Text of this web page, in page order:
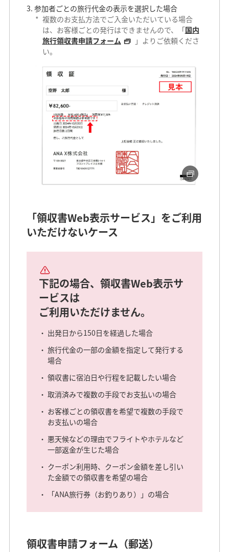
参加者ごとの旅行代金の表示を選択した場合
* 複数のお支払方法でご入金いただいている場合
は、お客様ごとの発行はできませんので、「国内
旅行領収書申請フォーム
」よりご依頼くださ
い。
「領収書Web表示サービス」をご利用
いただけないケース
下記の場合、領収書Web表示サ
ービスは
ご利用いただけません。
出発日から150日を経過した場合
旅行代金の一部の金額を指定して発行する
場合
領収書に宿泊日や行程を記載したい場合
取消済みで複数の手段でお支払いの場合
お客様ごとの領収書を希望で複数の手段で
お支払いの場合
悪天候などの理由でフライトやホテルなど
一部返金が生じた場合
クーポン利用時、クーポン金額を差し引い
た金額での領収書を希望の場合
「ANA旅行券（お釣りあり）」の場合
領収書申請フォーム（郵送）